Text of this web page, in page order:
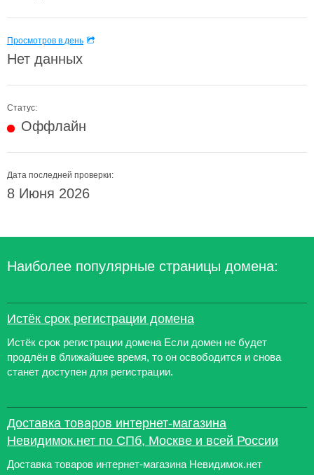
Просмотров в день
Нет данных
Статус:
Оффлайн
Дата последней проверки:
8 Июня 2026
Наиболее популярные страницы домена:
Истёк срок регистрации домена
Истёк срок регистрации домена Если домен не будет
продлён в ближайшее время, то он освободится и снова
станет доступен для регистрации.
Доставка товаров интернет-магазина
Невидимок.нет по СПб, Москве и всей России
Доставка товаров интернет-магазина Невидимок.нет